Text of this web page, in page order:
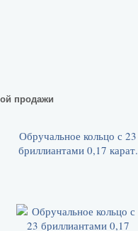
продажи
Обручальное кольцо с 23
бриллиантами 0,17 карат.